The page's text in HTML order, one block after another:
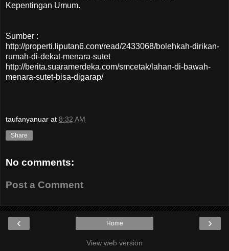
Kepentingan Umum.
Sumber :
http://properti.liputan6.com/read/2433068/bolehkah-dirikan-
rumah-di-dekat-menara-sutet
http://berita.suaramerdeka.com/smcetak/lahan-di-bawah-
menara-sutet-bisa-digarap/
taufanyanuar at 8:32 AM
Share
No comments:
Post a Comment
‹ ›
Home
View web version